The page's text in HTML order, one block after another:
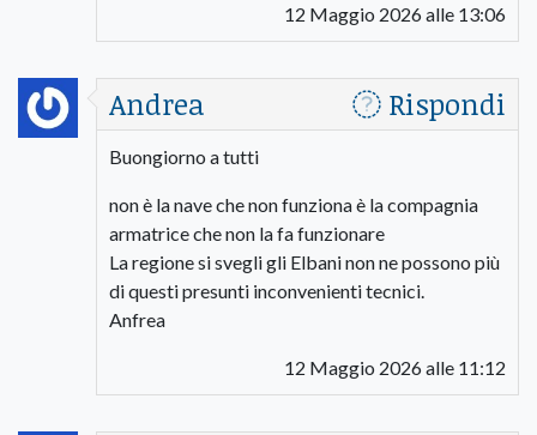
12 Maggio 2026 alle 13:06
Andrea Rispondi
Buongiorno a tutti
non è la nave che non funziona è la compagnia
armatrice che non la fa funzionare
La regione si svegli gli Elbani non ne possono più
di questi presunti inconvenienti tecnici.
Anfrea
12 Maggio 2026 alle 11:12